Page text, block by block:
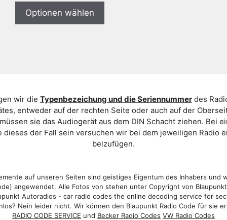
Optionen wählen
wir die Typenbezeichung und die Seriennummerdes
entweder auf der rechten Seite oder auch auf der
sie das Audiogerät aus dem DIN Schacht ziehen. Bei
der Fall sein versuchen wir bei dem jeweiligen Radio
beizufügen.
auf unseren Seiten sind geistiges Eigentum des Inhabers und
angewendet. Alle Fotos von stehen unter Copyright von
Autoradios - car radio codes the online decoding service for
Nein leider nicht. Wir können den Blaupunkt Radio Code für sie
RADIO CODE SERVICE und Becker Radio Codes VW Radio Codes